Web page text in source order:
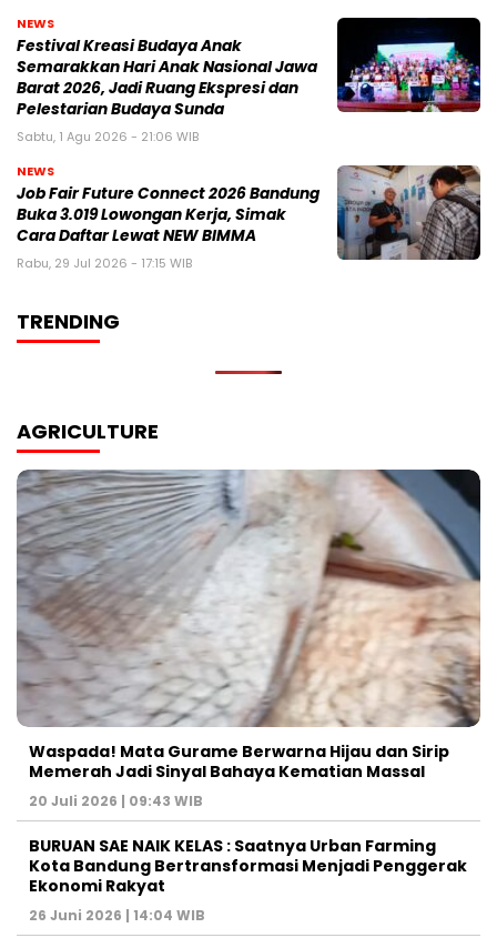
NEWS
Festival Kreasi Budaya Anak
Semarakkan Hari Anak Nasional Jawa
Barat 2026, Jadi Ruang Ekspresi dan
Pelestarian Budaya Sunda
Sabtu, 1 Agu 2026 - 21:06 WIB
NEWS
Job Fair Future Connect 2026 Bandung
Buka 3.019 Lowongan Kerja, Simak
Cara Daftar Lewat NEW BIMMA
Rabu, 29 Jul 2026 - 17:15 WIB
TRENDING
AGRICULTURE
Waspada! Mata Gurame Berwarna Hijau dan Sirip
Memerah Jadi Sinyal Bahaya Kematian Massal
20 Juli 2026 | 09:43 WIB
BURUAN SAE NAIK KELAS : Saatnya Urban Farming
Kota Bandung Bertransformasi Menjadi Penggerak
Ekonomi Rakyat
26 Juni 2026 | 14:04 WIB